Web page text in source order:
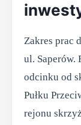
Zakres prac
ul. Saperów.
odcinku od
Pułku
rejonu